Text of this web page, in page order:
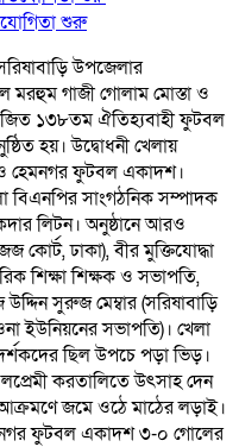
শুরু
উপজেলার
মরহুম গাজী গোলাম মোস্তা ও
১৩৮তম ঐতিহ্যবাহী ফুটবল
হয়। উদ্বোধনী খেলায়
হেমনগর ফুটবল একাদশ।
বিএনপির সাংগঠনিক সম্পাদক
লিটন। অনুষ্ঠানে আরও
কোর্ট, ঢাকা), বীর মুক্তিযোদ্ধা
শিক্ষা শিক্ষক ও সভাপতি,
সুরুজ মেম্বার (সরিষাবাড়ি
ইউনিয়নের সভাপতি)। খেলা
ছিল উপচে পড়া ভিড়।
করতালিতে উৎসাহ দেন
জমে ওঠে মাঠের লড়াই।
ফুটবল একাদশ ৩-০ গোলের